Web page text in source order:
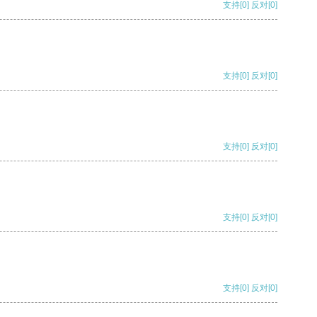
支持[0] 反对[0]
支持[0] 反对[0]
支持[0] 反对[0]
支持[0] 反对[0]
支持[0] 反对[0]